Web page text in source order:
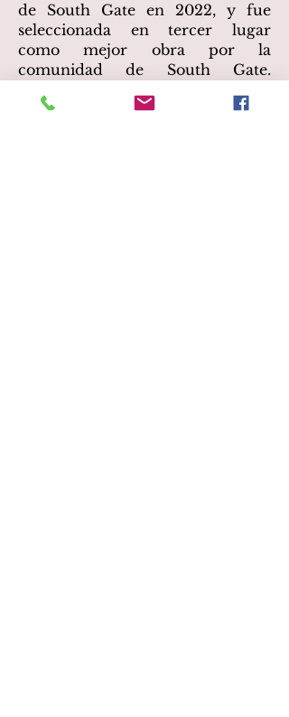
de South Gate en 2022, y fue
seleccionada en tercer lugar
como mejor obra por la
comunidad de South Gate.
residente en The Hive Gallery